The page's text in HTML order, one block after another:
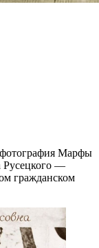
фотография Марфы
Русецкого —
гражданском